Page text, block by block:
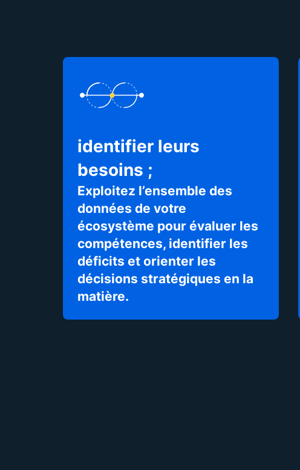
identifier leurs
besoins ;
Exploitez l’ensemble des
données de votre
écosystème pour évaluer les
compétences, identifier les
déficits et orienter les
décisions stratégiques en la
matière.